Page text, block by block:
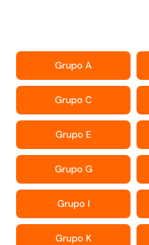
Grupo A
Grupo C
Grupo E
Grupo G
Grupo I
Grupo K